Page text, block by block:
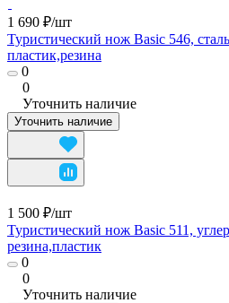
1 690 ₽/шт
Туристический нож Basic 546,
пластик,резина
0
0
Уточнить наличие
Уточнить наличие
1 500 ₽/шт
Туристический нож Basic 511,
резина,пластик
0
0
Уточнить наличие